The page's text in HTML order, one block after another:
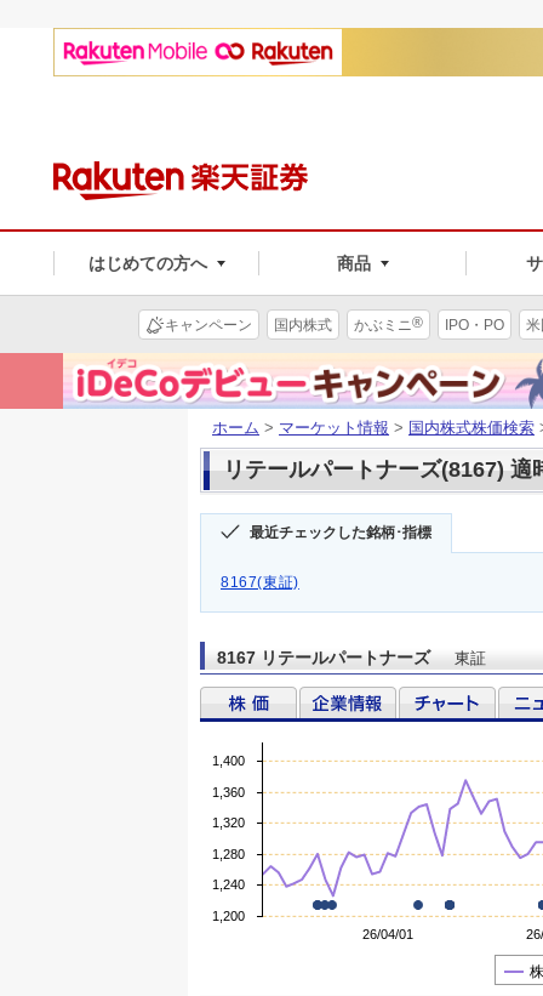
はじめての方へ 商品
キャンペーン 国内株式 かぶミニ® IPO・PO
ホーム > マーケット情報 > 国内株式株価検索
リテールパートナーズ(8167) 適
最近チェックした銘柄･指標
8167(東証)
8167 リテールパートナーズ 東証